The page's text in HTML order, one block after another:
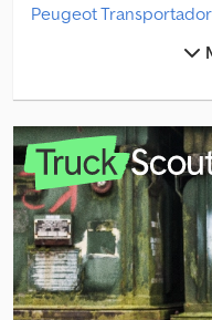
Peugeot
Piaggio Ape
Piaggio Caixa
Piaggio Camião
Piaggio Carrinha De
Piaggio Carrinha De